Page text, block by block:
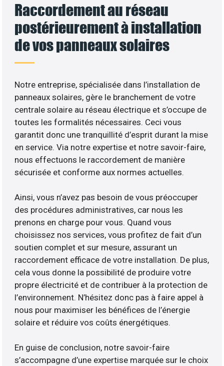
Raccordement au réseau
postérieurement à installation
de vos panneaux solaires
Notre entreprise, spécialisée dans l’installation de
panneaux solaires, gère le branchement de votre
centrale solaire au réseau électrique et s’occupe de
toutes les formalités nécessaires. Ceci vous
garantit donc une tranquillité d’esprit durant la mise
en service. Via notre expertise et notre savoir-faire,
nous effectuons le raccordement de manière
sécurisée et conforme aux normes actuelles.
Ainsi, vous n’avez pas besoin de vous préoccuper
des procédures administratives, car nous les
prenons en charge pour vous. Quand vous
choisissez nos services, vous profitez de fait d’un
soutien complet et sur mesure, assurant un
raccordement efficace de votre installation. De plus,
cela vous donne la possibilité de produire votre
propre électricité et de contribuer à la protection de
l’environnement. N’hésitez donc pas à faire appel à
nous pour maximiser les bénéfices de l’énergie
solaire et réduire vos coûts énergétiques.
En guise de conclusion, notre savoir-faire
s’accompagne d’une expertise marquée sur le choix